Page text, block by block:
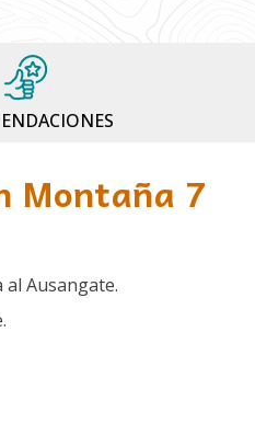
Montaña 7
Ausangate.